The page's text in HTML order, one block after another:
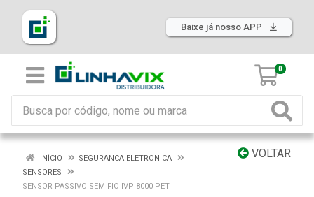
Baixe já nosso APP
0
VOLTAR
INÍCIO
SEGURANCA ELETRONICA
SENSORES
SENSOR PASSIVO SEM FIO IVP 8000 PET